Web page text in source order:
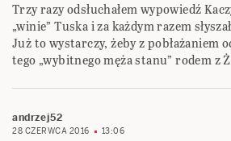
Trzy razy odsłuchałem wypowiedź
„winie” Tuska i za każdym razem
Już to wystarczy, żeby z pobłażaniem
tego „wybitnego męża stanu” rodem z
andrzej52
28 CZERWCA 2016 13:06